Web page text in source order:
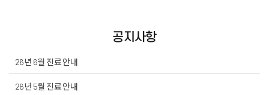
공지사항
26년 6월 진료 안내
26년 5월 진료 안내